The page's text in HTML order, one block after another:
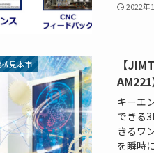
2022年
見本市
【
AM221
キーエ
できる
きるワ
を瞬時